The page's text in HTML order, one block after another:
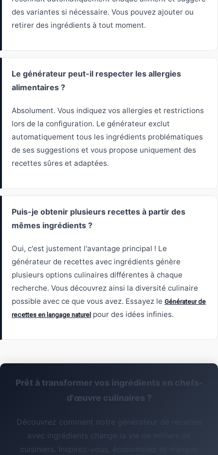
des variantes si nécessaire. Vous pouvez ajouter ou
retirer des ingrédients à tout moment.
Le générateur peut-il respecter les allergies
alimentaires ?
Absolument. Vous indiquez vos allergies et restrictions
lors de la configuration. Le générateur exclut
automatiquement tous les ingrédients problématiques
de ses suggestions et vous propose uniquement des
recettes sûres et adaptées.
Puis-je obtenir plusieurs recettes à partir des
mêmes ingrédients ?
Oui, c'est justement l'avantage principal ! Le
générateur de recettes avec ingrédients génère
plusieurs options culinaires différentes à chaque
recherche. Vous découvrez ainsi la diversité culinaire
possible avec ce que vous avez. Essayez le Générateur de
recettes en langage naturel pour des idées infinies.
Prêt à transformer vos ingrédients en chefs-
d'œuvre culinaires ?
Découvrez comment notre générateur de recettes
avec ingrédients change la vie de milliers de
cuisiniers. Inspirez-vous, économisez et mangez